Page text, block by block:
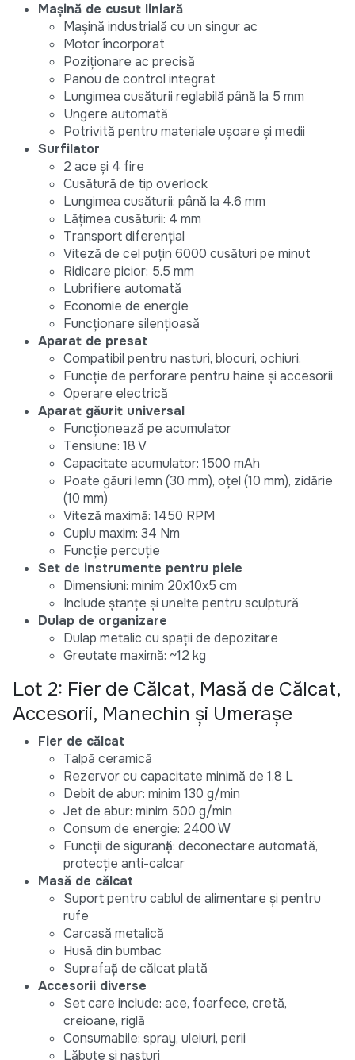
Mașină de cusut liniară
Mașină industrială cu un singur ac
Motor încorporat
Poziționare ac precisă
Panou de control integrat
Lungimea cusăturii reglabilă până la 5 mm
Ungere automată
Potrivită pentru materiale ușoare și medii
Surfilator
2 ace și 4 fire
Cusătură de tip overlock
Lungimea cusăturii: până la 4.6 mm
Lățimea cusăturii: 4 mm
Transport diferențial
Viteză de cel puțin 6000 cusături pe minut
Ridicare picior: 5.5 mm
Lubrifiere automată
Economie de energie
Funcționare silențioasă
Aparat de presat
Compatibil pentru nasturi, blocuri, ochiuri.
Funcție de perforare pentru haine și accesorii
Operare electrică
Aparat găurit universal
Funcționează pe acumulator
Tensiune: 18 V
Capacitate acumulator: 1500 mAh
Poate găuri lemn (30 mm), oțel (10 mm), zidărie
(10 mm)
Viteză maximă: 1450 RPM
Cuplu maxim: 34 Nm
Funcție percuție
Set de instrumente pentru piele
Dimensiuni: minim 20x10x5 cm
Include ștanțe și unelte pentru sculptură
Dulap de organizare
Dulap metalic cu spații de depozitare
Greutate maximă: ~12 kg
Lot 2: Fier de Călcat, Masă de Călcat,
Accesorii, Manechin și Umerașe
Fier de călcat
Talpă ceramică
Rezervor cu capacitate minimă de 1.8 L
Debit de abur: minim 130 g/min
Jet de abur: minim 500 g/min
Consum de energie: 2400 W
Funcții de siguranță: deconectare automată,
protecție anti-calcar
Masă de călcat
Suport pentru cablul de alimentare și pentru
rufe
Carcasă metalică
Husă din bumbac
Suprafață de călcat plată
Accesorii diverse
Set care include: ace, foarfece, cretă,
creioane, riglă
Consumabile: spray, uleiuri, perii
Lăbuțe și nasturi